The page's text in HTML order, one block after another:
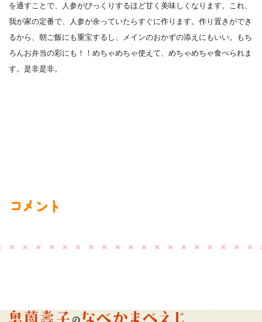
を通すことで、人参がびっくりするほど甘く美味しくなります。これ、
我が家の定番で、人参が余っていたらすぐに作ります。作り置きができ
るから、朝ご飯にも重宝するし、メインのおかずの添えにもいい。もち
ろんお弁当の彩にも！！めちゃめちゃ使えて、めちゃめちゃ食べられま
す。是非是非。
コメント